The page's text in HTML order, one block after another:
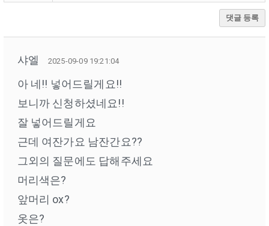
댓글 등록
샤엘 2025-09-09 19:21:04
아 네!! 넣어드릴게요!!
보니까 신청하셨네요!!
잘 넣어드릴게요
근데 여잔가요 남잔간요??
그외의 질문에도 답해주세요
머리색은?
앞머리 ox?
옷은?